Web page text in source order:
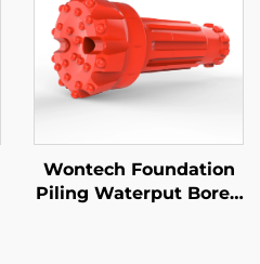
Wontech Foundation
Piling Waterput Boren